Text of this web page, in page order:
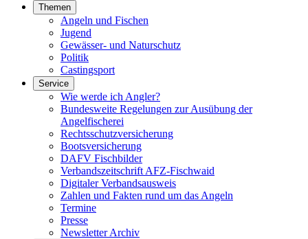
Themen
Angeln und Fischen
Jugend
Gewässer- und Naturschutz
Politik
Castingsport
Service
Wie werde ich Angler?
Bundesweite Regelungen zur Ausübung der
Angelfischerei
Rechtsschutzversicherung
Bootsversicherung
DAFV Fischbilder
Verbandszeitschrift AFZ-Fischwaid
Digitaler Verbandsausweis
Zahlen und Fakten rund um das Angeln
Termine
Presse
Newsletter Archiv